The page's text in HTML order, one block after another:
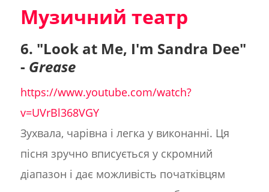
Музичний театр
6. "Look at Me, I'm Sandra Dee"
- Grease
https://www.youtube.com/watch?
v=UVrBl368VGY
Зухвала, чарівна і легка у виконанні. Ця
пісня зручно вписується у скромний
діапазон і дає можливість початківцям